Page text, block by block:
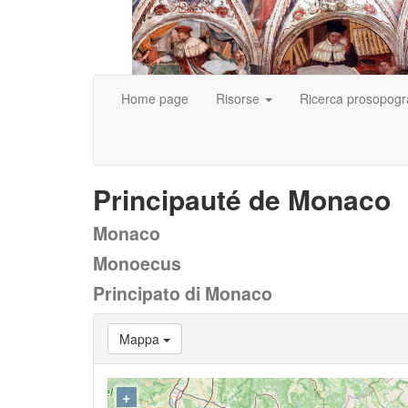
Home page Risorse Ricerca
Principauté de Monaco
Monaco
Monoecus
Principato di Monaco
Mappa
+